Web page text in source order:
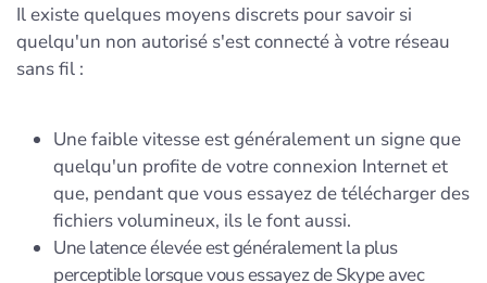
Il existe quelques moyens discrets pour savoir si
quelqu'un non autorisé s'est connecté à votre réseau
sans fil :
Une faible vitesse est généralement un signe que
quelqu'un profite de votre connexion Internet et
que, pendant que vous essayez de télécharger des
fichiers volumineux, ils le font aussi.
Une latence élevée est généralement la plus
perceptible lorsque vous essayez de Skype avec